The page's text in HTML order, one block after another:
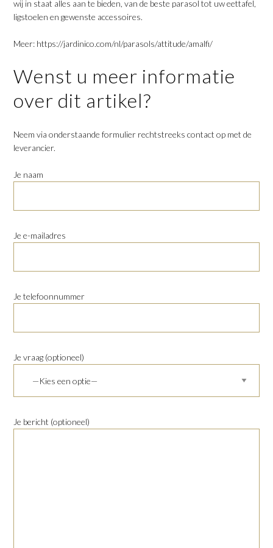
wij in staat alles aan te bieden, van de beste parasol tot uw eettafel,
ligstoelen en gewenste accessoires.
Meer: https://jardinico.com/nl/parasols/attitude/amalfi/
Wenst u meer informatie
over dit artikel?
Neem via onderstaande formulier rechtstreeks contact op met de
leverancier.
Je naam
Je e-mailadres
Je telefoonnummer
Je vraag (optioneel)
Je bericht (optioneel)